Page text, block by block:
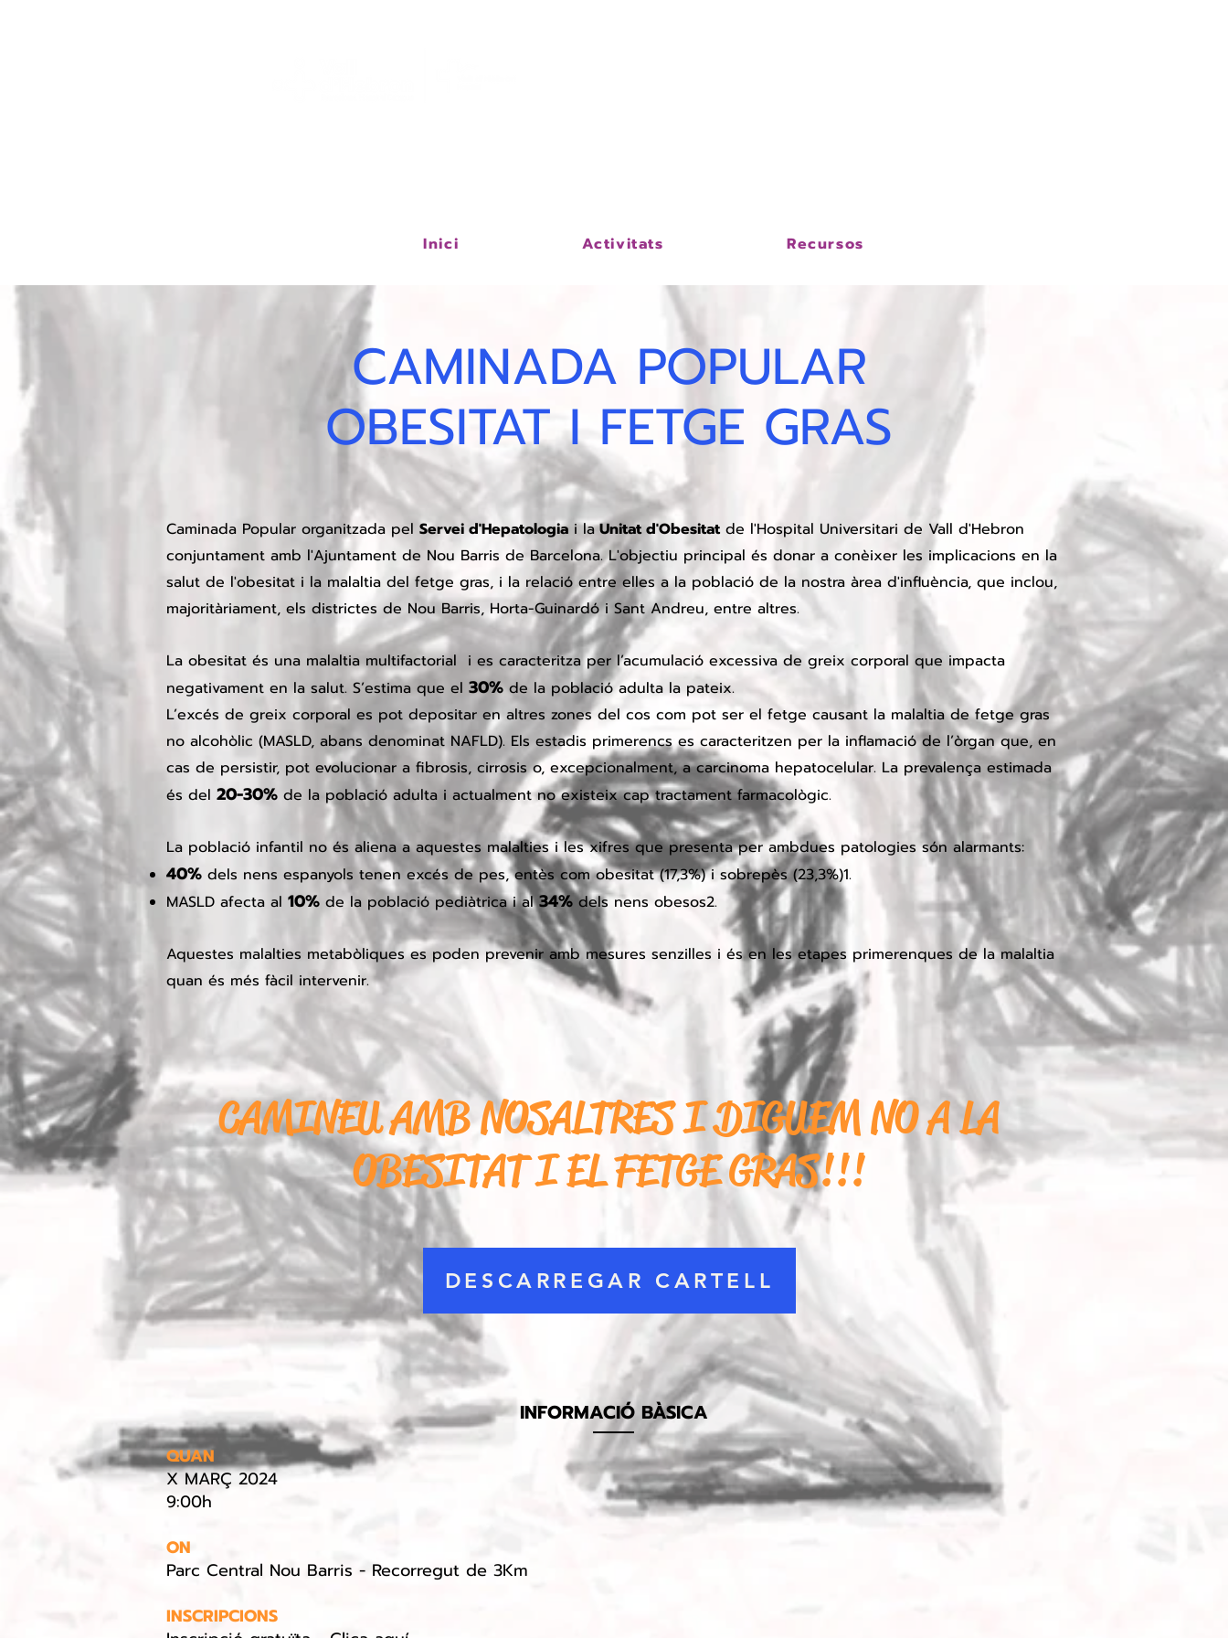
Inici Activitats Recursos
CAMINADA POPULAR
OBESITAT I FETGE GRAS
Caminada Popular organitzada pel Servei d'Hepatologia i laUnitat d'Obesitatde l'Hospital Universitari de Vall d'Hebron
conjuntament amb l'Ajuntament de Nou Barris de Barcelona. L'objectiu principal és donar a conèixer les implicacions en la
salut de l'obesitat i la malaltia del fetge gras, i la relació entre elles a la població de la nostra àrea d'influència, que inclou,
majoritàriament, els districtes de Nou Barris, Horta-Guinardó i Sant Andreu, entre altres.
La obesitat és una malaltia multifactorial i es caracteritza per l’acumulació excessiva de greix corporal que impacta
negativament en la salut. S’estima que el 30%de la poblacióadulta la pateix.
L’excés de greix corporal es pot depositar en altres zones del cos com pot ser el fetge causant la malaltia de fetge gras
no alcohòlic (MASLD, abans denominat NAFLD). Els estadis primerencs es caracteritzen per la inflamació de l’òrgan que, en
cas de persistir, pot evolucionar a fibrosis, cirrosis o, excepcionalment, a carcinoma hepatocelular. La prevalença estimada
és del 20-30% de la població adulta i actualment no existeix cap tractament farmacològic.
​La població infantil no és aliena a aquestes malalties i les xifres que presenta per ambdues patologies són alarmants:
40% dels nens espanyols tenen excés de pes, entès com obesitat (17,3%) i sobrepès (23,3%)1.
MASLD afecta al 10% de la població pediàtrica i al34%dels nens obesos2.
Aquestes malalties metabòliques es poden prevenir amb mesures senzilles i és en les etapes primerenques de la malaltia
quan és més fàcil intervenir.
CAMINEU AMB NOSALTRES I DIGUEM NO A LA
OBESITAT I EL FETGE GRAS!!!
DESCARREGAR CARTELL
INFORMACIÓ BÀSICA
QUAN
X MARÇ 2024
9:00h
ON
Parc Central Nou Barris - Recorregut de 3Km
INSCRIPCIONS